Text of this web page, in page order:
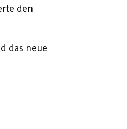
den
das neue